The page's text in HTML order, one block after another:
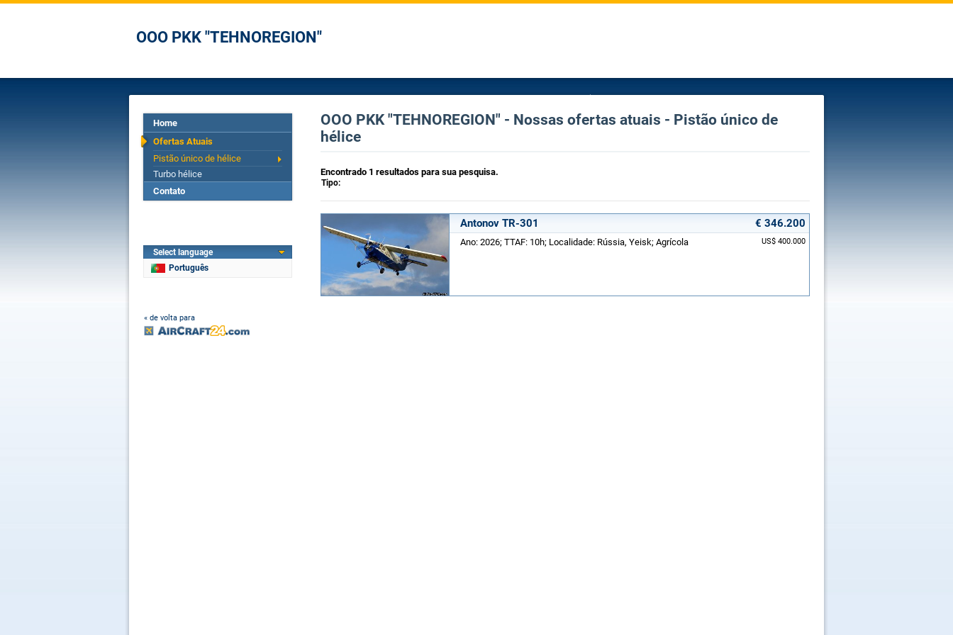
OOO PKK "TEHNOREGION"
Home
Ofertas Atuais
Pistão único de hélice
Turbo hélice
Contato
Select language
Português
« de volta para
OOO PKK "TEHNOREGION" - Nossas ofertas atuais - Pistão único de
hélice
Encontrado 1 resultados para sua pesquisa.
Tipo:
Antonov TR-301 € 346.200
US$ 400.000
Ano: 2026; TTAF: 10h; Localidade: Rússia, Yeisk; Agrícola